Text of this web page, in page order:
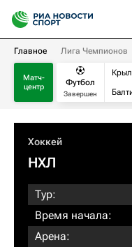
Главное Лига Чемпионов
Матч-
центр
Футбол
Завершен
Хоккей
НХЛ
Тур:
Время начала:
Арена: